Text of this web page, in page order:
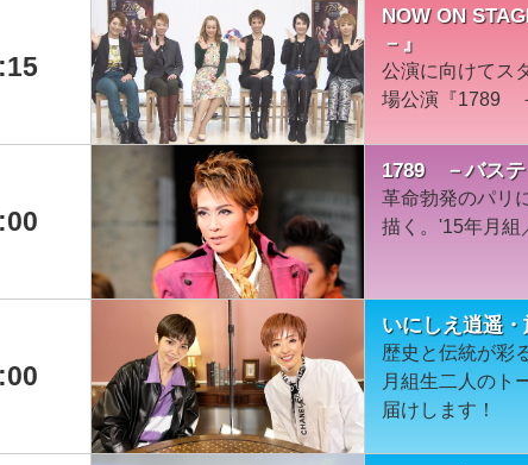
NOW ON
－』
公演に向けてス
場公演『1789
1789 －バステ
革命勃発のパリ
描く。'15年月組
いにしえ逍遥
歴史と伝統が彩
月組生二人のト
届けします！